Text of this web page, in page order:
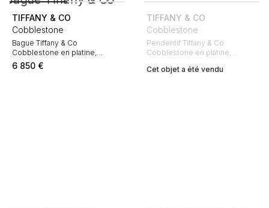
TIFFANY & CO
Cobblestone
Bague Tiffany & Co
Cobblestone en platine,
diamants et saphirs rose
6 850 €
TIFFANY & CO
Cobblestone
Pendentif Tiffany & Co
Cobblestone en platine,
Cet objet a été vendu